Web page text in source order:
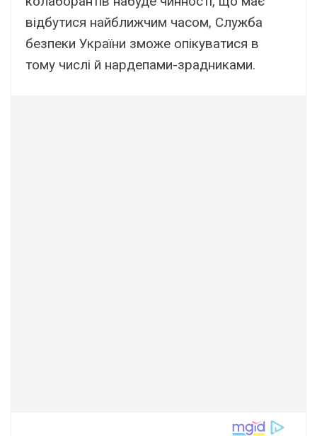
відбутися найближчим часом, Служба
безпеки України зможе опікуватися в
тому числі й нардепами-зрадниками.